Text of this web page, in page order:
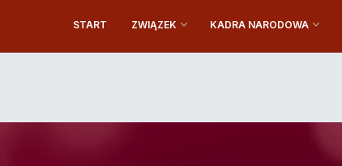
START ZWIĄZEK KADRA NARODOWA